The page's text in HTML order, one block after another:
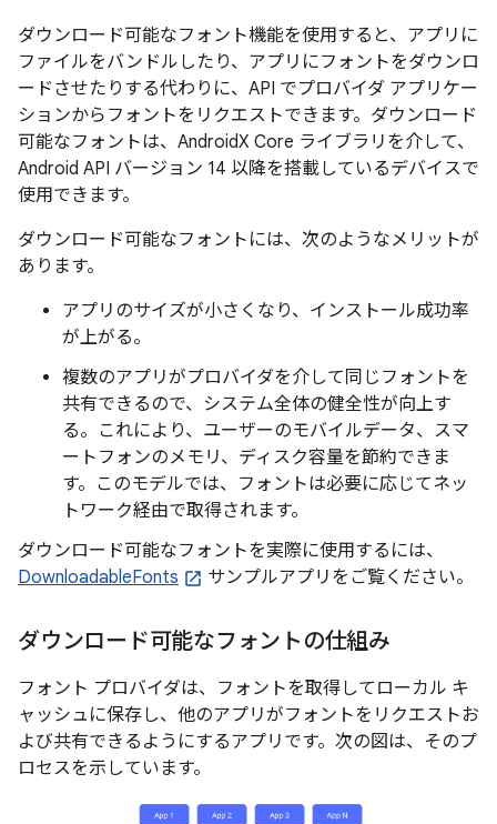
ダウンロード可能なフォント機能を使用すると、アプリに
ファイルをバンドルしたり、アプリにフォントをダウンロ
ードさせたりする代わりに、API でプロバイダ アプリケー
ションからフォントをリクエストできます。ダウンロード
可能なフォントは、AndroidX Core ライブラリを介して、
Android API バージョン 14 以降を搭載しているデバイスで
使用できます。
ダウンロード可能なフォントには、次のようなメリットが
あります。
アプリのサイズが小さくなり、インストール成功率
が上がる。
複数のアプリがプロバイダを介して同じフォントを
共有できるので、システム全体の健全性が向上す
る。これにより、ユーザーのモバイルデータ、スマ
ートフォンのメモリ、ディスク容量を節約できま
す。このモデルでは、フォントは必要に応じてネッ
トワーク経由で取得されます。
ダウンロード可能なフォントを実際に使用するには、
DownloadableFonts
サンプルアプリをご覧ください。
ダウンロード可能なフォントの仕組み
フォント プロバイダは、フォントを取得してローカル キ
ャッシュに保存し、他のアプリがフォントをリクエストお
よび共有できるようにするアプリです。次の図は、そのプ
ロセスを示しています。